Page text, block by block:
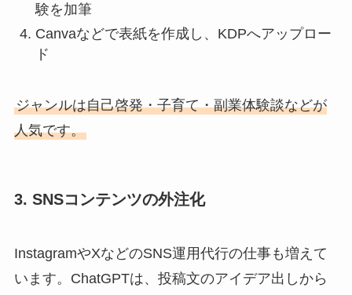
験を加筆
Canvaなどで表紙を作成し、KDPへアップロー
ド
ジャンルは自己啓発・子育て・副業体験談などが
人気です。
3. SNSコンテンツの外注化
InstagramやXなどのSNS運用代行の仕事も増えて
います。ChatGPTは、投稿文のアイデア出しから